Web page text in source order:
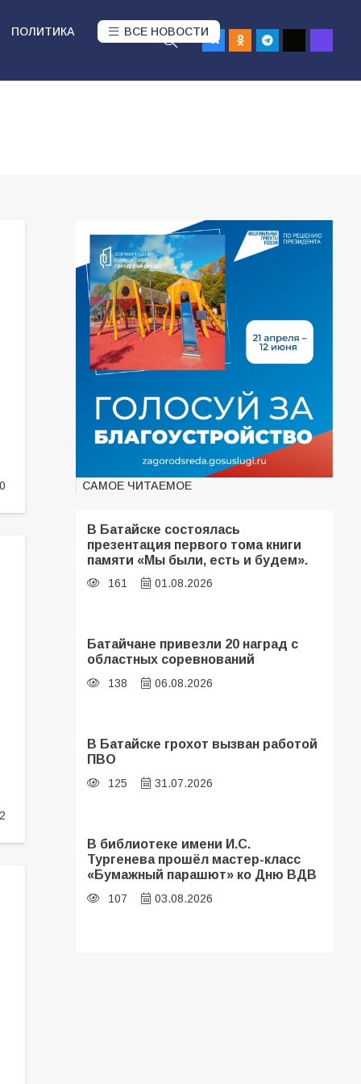
ПОЛИТИКА ВСЕ НОВОСТИ
САМОЕ ЧИТАЕМОЕ
В Батайске состоялась
презентация первого тома книги
памяти «Мы были, есть и будем».
161 01.08.2026
Батайчане привезли 20 наград с
областных соревнований
138 06.08.2026
В Батайске грохот вызван работой
ПВО
125 31.07.2026
В библиотеке имени И.С.
Тургенева прошёл мастер-класс
«Бумажный парашют» ко Дню ВДВ
107 03.08.2026